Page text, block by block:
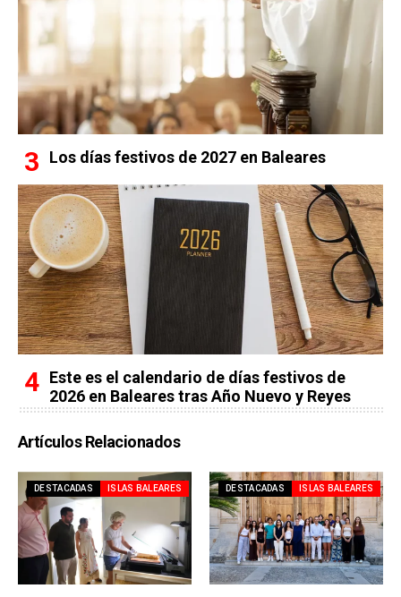
Los días festivos de 2027 en Baleares
Este es el calendario de días festivos de
2026 en Baleares tras Año Nuevo y Reyes
Artículos Relacionados
DESTACADAS ISLAS BALEARES DESTACADAS ISLAS BALEARES